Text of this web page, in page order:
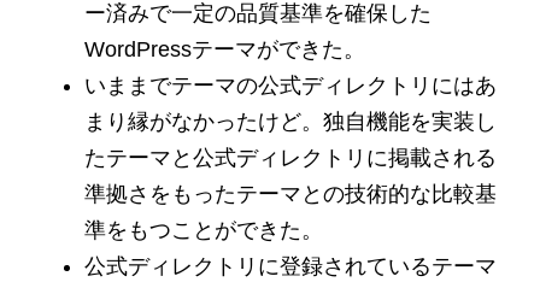
ー済みで一定の品質基準を確保した
WordPressテーマができた。
いままでテーマの公式ディレクトリにはあ
まり縁がなかったけど。独自機能を実装し
たテーマと公式ディレクトリに掲載される
準拠さをもったテーマとの技術的な比較基
準をもつことができた。
公式ディレクトリに登録されているテーマ